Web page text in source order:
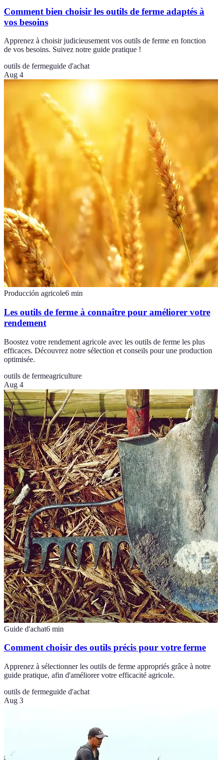
Comment bien choisir les outils de ferme adaptés à
vos besoins
Apprenez à choisir judicieusement vos outils de ferme en fonction
de vos besoins. Suivez notre guide pratique !
outils de fermeguide d'achat
Aug 4
Producción agricole6 min
Les outils de ferme à connaître pour améliorer votre
rendement
Boostez votre rendement agricole avec les outils de ferme les plus
efficaces. Découvrez notre sélection et conseils pour une production
optimisée.
outils de fermeagriculture
Aug 4
Guide d'achat6 min
Comment choisir des outils précis pour votre ferme
Apprenez à sélectionner les outils de ferme appropriés grâce à notre
guide pratique, afin d'améliorer votre efficacité agricole.
outils de fermeguide d'achat
Aug 3